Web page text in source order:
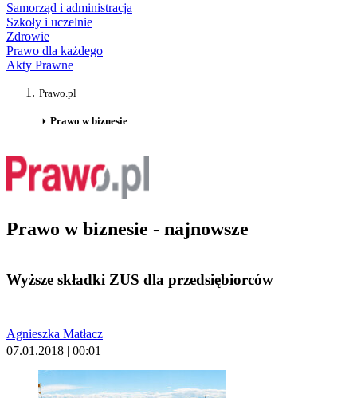
Samorząd i administracja
Szkoły i uczelnie
Zdrowie
Prawo dla każdego
Akty Prawne
Prawo.pl
Prawo w biznesie
Prawo w biznesie - najnowsze
Wyższe składki ZUS dla przedsiębiorców
Agnieszka Matłacz
07.01.2018 | 00:01